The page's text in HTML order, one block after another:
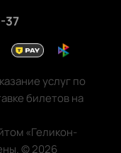
37
услуг по
билетов на
«Геликон-
©2026